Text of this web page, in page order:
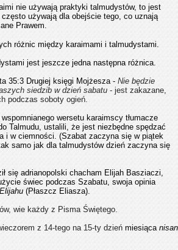
nie używają praktyki talmudystów, to jest
używają dla obejście tego, co uznają
Prawem.
różnic między karaimami i talmudystami.
jest jeszcze jedna następna różnica.
35:3 Drugiej księgi Mojżesza - Nie będzie
siedzib w dzień sabatu - jest zakazane,
podczas soboty ogień.
wersetu karaimscy tłumacze
Talmudu, ustalili, że jest niezbędne spędzać
i w ciemności. (Szabat zaczyna się w piątek
samo jak dla talmudystów dzień zaczyna się
się adrianopolski chacham Elijah Basziaczi,
świec podczas Szabatu, swoja opinia
(Płaszcz Eliasza).
wie każdy z Pisma Świętego.
z 14-tego na 15-ty dzień miesiąca nisan